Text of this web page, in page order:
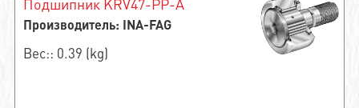
Производитель: INA-FAG
Вес:: 0.39 (kg)